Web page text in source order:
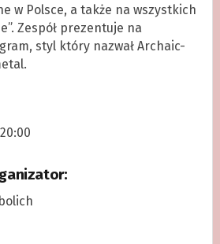
w Polsce, a także na wszystkich
Zespół prezentuje na
styl który nazwał Archaic-